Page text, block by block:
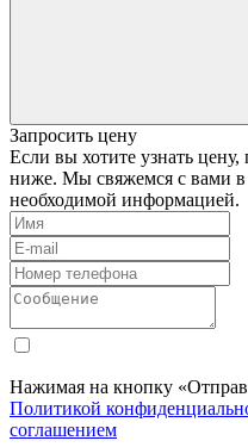
Запросить цену
Если вы хотите узнать
ниже. Мы свяжемся с вами в
необходимой информацией.
Нажимая на кнопку
Политикой
соглашением